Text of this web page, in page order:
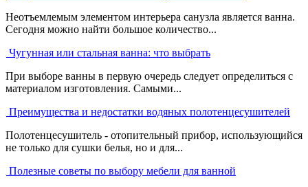
Неотъемлемым элементом интерьера санузла является ванна.
Сегодня можно найти большое количество...
Чугунная или стальная ванна: что выбрать
При выборе ванны в первую очередь следует определиться с
материалом изготовления. Самыми...
Преимущества и недостатки водяных полотенцесушителей
Полотенцесушитель - отопительный прибор, использующийся
не только для сушки белья, но и для...
Полезные советы по выбору мебели для ванной